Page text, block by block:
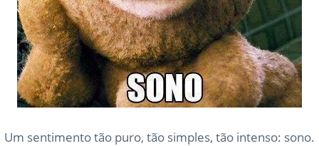
Um sentimento tão puro, tão simples, tão intenso: sono.